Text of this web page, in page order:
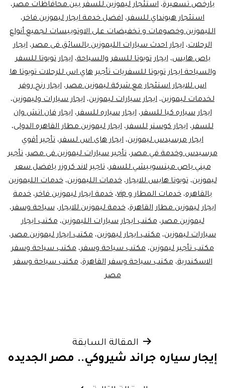
بارخص تسعيرة، استئجار ليموزين للسفر بين محافاظات مصر،
استئجار هيونداي للسفر، افضل خدمة ايجار ليموزين فاخر،
الليموزين وخصومات و تخفيضات على الاوتوبيسات لجميع أنواع
الرحلات، ايجار احدث سيارات الليموزين بالسائق فى مصر، ايجار
باص هايس،ايجار تويوتا للسفر والسياحة،ايجار تويوتا للسفر
والسياحة ايجار تويوتا للسفريات تأجير هاي اس للرحلات تويوتا ها
اس للايجار استئجار مع شركة ليموزين مصر، ايجار رنج روفر
لخدمات ليموزين، ايجار سيارات ليموزين، ايجار سيارات وليموزين،
ايجار سياره كيا للسفر،ايجار سياره للسفر،ايجار فان اتش وان
للسفر، ايجار كوستر للسفر، ايجار ليموزين مطار القاهره الدولى،
ايجار مرسيدس ليموزين، ايجار هاى اس لسفر، تأجير أقوي
مرسيدس وخدمة في مصر، تأجير سيارات ليموزين فى مصر، تأجير
ميني باص ميتسوبيشي للسفر،تاجير لاند كروزر بافضل سعر
ليموزين،تويوتا هايس للايجار،خدمات الليموزين،خدمات الليموزين
بالقاهره، خدمات المطار و vip ، خدمة ايجار ليموزين فاخر، خدمة
ايجار ليموزين مطار القاهرة،خدمة ليموزين للايجار،سياحة وسفر،
ليموزين مصر،مكتب ايجار سيارات الليموزين،مكتب ايجار
سيارات ليموزين، مكتب ايجار ليموزين، مكتب ايجار ليموزين مصر،
مكتب تأجير ليموزين، مكتب سياحة وسفر، مكتب سياحة وسفر
الاسكندرية،مكتب سياحة وسفر القاهرة،مكتب سياحة وسفر
مصر
المقالات
المقالة السابقة
إيجار سياره جراند شيروكي.. مصر الجديده